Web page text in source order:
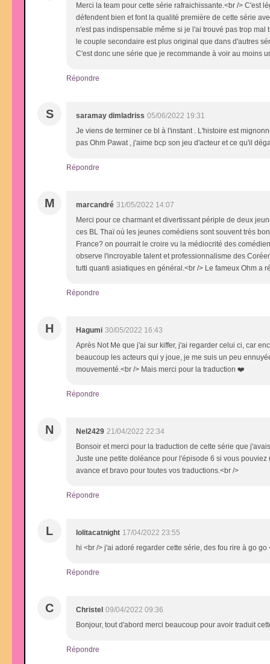
Merci la team pour cette série rafraichissante.<br /> C'est
défendent bien et font la qualité première de cette série
n'est pas indispensable même si je l'ai trouvé pas trop
le couple secondaire est plus original que dans d'autres
C'est donc une série que je recommande à voir au moins
Répondre
S saramay dimladriss 05/06/2022 19:31
Je viens de terminer ce bl à l'instant . L'histoire est
pas Ohm Pawat , j'aime bcp son jeu d'acteur et ce qu'il
Répondre
M marcandré 31/05/2022 14:07
Merci pour ce charmant et divertissant périple de deux
ces BL Thaï où les jeunes comédiens sont souvent très
France? on pourrait le croire vu la médiocrité des
observe l'incroyable talent et professionnalisme des
tutti quanti asiatiques en général.<br /> Le fameux Ohm a
Répondre
H Hagumi 30/05/2022 16:43
Après Not Me que j'ai sur kiffer, j'ai regarder celui ci, car
beaucoup les acteurs qui y joue, je me suis un peu
mouvementé.<br /> Mais merci pour la traduction ❤️
Répondre
N Nel2429 21/04/2022 22:34
Bonsoir et merci pour la traduction de cette série que
Juste une petite doléance pour l'épisode 6 si vous
avance et bravo pour toutes vos traductions.<br />
Répondre
L lolitacatnight 17/04/2022 23:55
hi <br /> j'ai adoré regarder cette série, des fou rire à go go
Répondre
C Christel 09/04/2022 09:36
Bonjour, tout d'abord merci beaucoup pour avoir traduit
Répondre